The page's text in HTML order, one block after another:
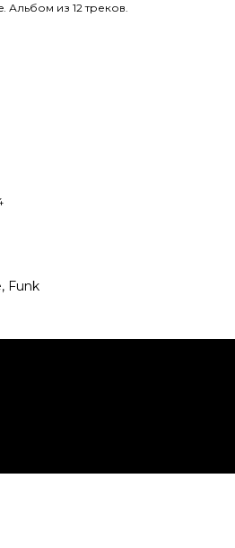
Альбом из 12 треков.
Funk